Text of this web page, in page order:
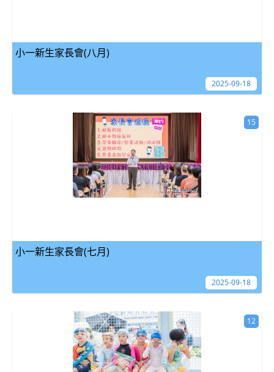
小一新生家長會(八月)
2025-09-18
小一新生家長會(七月)
15
2025-09-18
12